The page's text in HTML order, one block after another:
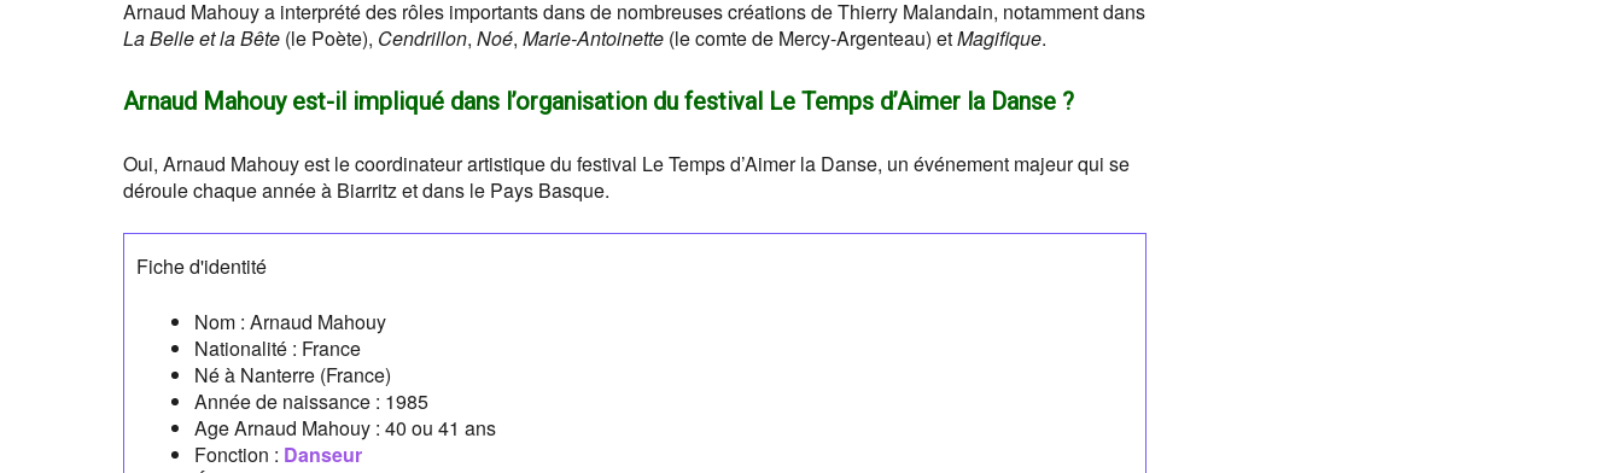
Arnaud Mahouy a interprété des rôles importants dans de nombreuses créations de Thierry Malandain, notamment dans
La Belle et la Bête (le Poète), Cendrillon, Noé, Marie-Antoinette (le comte de Mercy-Argenteau) etMagifique.
Arnaud Mahouy est-il impliqué dans l’organisation du festival Le Temps d’Aimer la Danse ?
Oui, Arnaud Mahouy est le coordinateur artistique du festival Le Temps d’Aimer la Danse, un événement majeur qui se
déroule chaque année à Biarritz et dans le Pays Basque.
Fiche d'identité
Nom : Arnaud Mahouy
Nationalité : France
Né à Nanterre (France)
Année de naissance : 1985
Age Arnaud Mahouy : 40 ou 41 ans
Fonction : Danseur